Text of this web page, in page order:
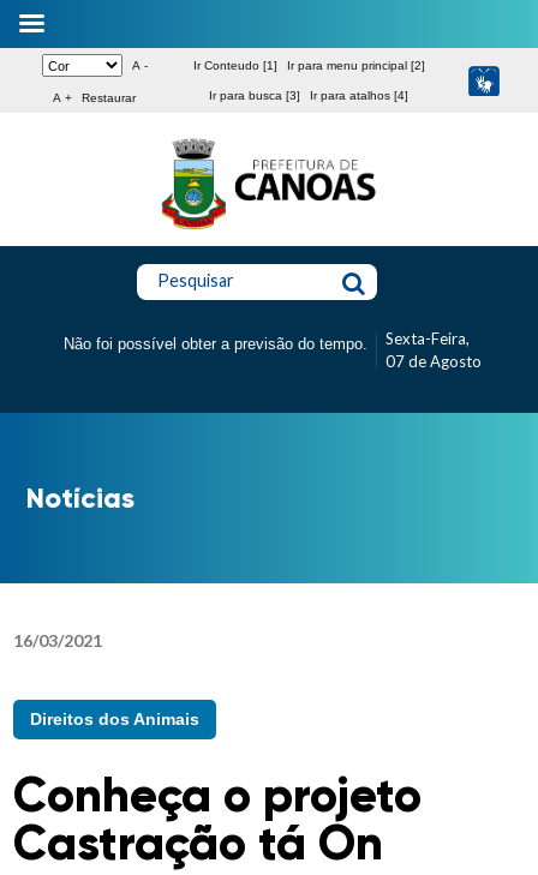
A -
A + Restaurar
Ir Conteudo [1] Ir para menu principal [2]
Ir para busca [3] Ir para atalhos [4]
Pesquisar
Não foi possível obter a previsão do tempo.
Sexta-Feira,
07 de Agosto
Notícias
16/03/2021
Direitos dos Animais
Conheça o projeto
Castração tá On